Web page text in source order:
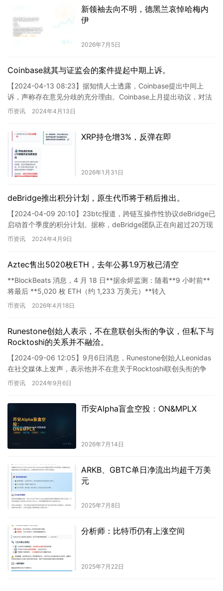
新领袖去向不明，德黑兰哀悼哈梅内
伊
2026年7月5日
Coinbase就其与证监会的案件提起中期上诉。
【2024-04-13 08:23】据知情人士透露，Coinbase提出中间上
诉，声称存在意见分歧的充分理由。Coinbase上月提出动议，对法
官的判决提出上诉，该动议允许涉及美国…
币资讯 2024年4月13日
XRP持仓增3%，反弹在即
2026年1月31日
deBridge推出积分计划，原生代币将于稍后推出。
【2024-04-09 20:10】23btc报道，跨链互操作性协议deBridge已
启动首个季度的积分计划。据称，deBridge团队正在向超过20万现
有用户追溯分配积分，这些用…
币资讯 2024年4月9日
Aztec售出5020枚ETH，去年公募1.9万枚已清空
**BlockBeats 消息，4 月 18 日**据余烬监测：随着**9 小时前**
将最后 **5,020 枚 ETH（约 1,233 万美元）**转入
**Coinbase**…
币资讯 2026年4月18日
Runestone创始人表示，不在意联创头衔的争议，但私下与
Rocktoshi的关系并不融洽。
【2024-09-06 12:05】9月6日消息，Runestone创始人Leonidas
在社交媒体上发声，表示他并不在意关于Rocktoshi联创头衔的争
议，但私下与Rockto…
币资讯 2024年9月6日
币安Alpha盲盒空投：ON&MPLX
2026年7月14日
ARKB、GBTC单日净流出均超千万美
元
2025年7月8日
分析师：比特币仍有上涨空间
2025年7月22日